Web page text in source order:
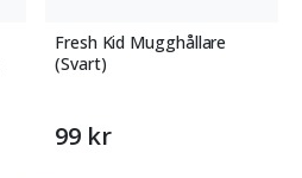
Fresh Kid Mugghållare
(Svart)
99 kr